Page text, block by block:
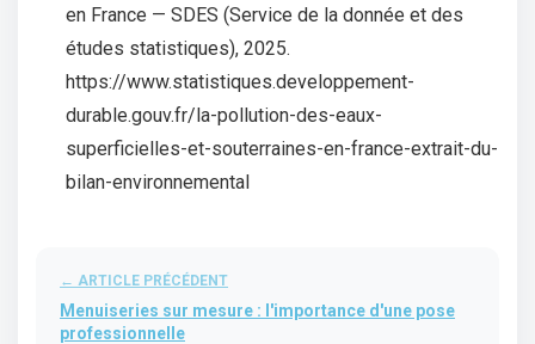
en France — SDES (Service de la donnée et des
études statistiques), 2025.
https://www.statistiques.developpement-
durable.gouv.fr/la-pollution-des-eaux-
superficielles-et-souterraines-en-france-extrait-du-
bilan-environnemental
← ARTICLE PRÉCÉDENT
Menuiseries sur mesure : l'importance d'une pose
professionnelle